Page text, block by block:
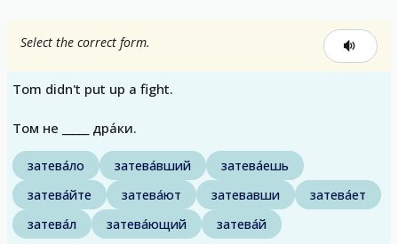
Select the correct form.
Tom didn't put up a fight.
Том не _____ дра́ки.
затева́ло затева́вший
затева́ешь
затева́йте
затева́ют затевавши
затева́ет
затева́л
затева́ющий затева́й